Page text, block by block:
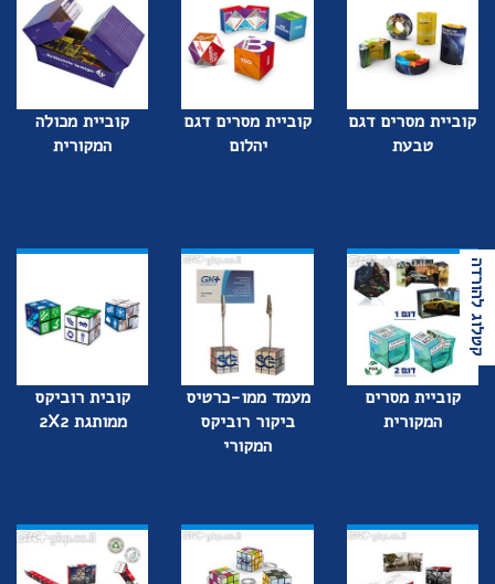
קטלוג להורדה
קוביית מסרים דגם
טבעת
קוביית מסרים דגם
יהלום
קוביית מכולה
המקורית
קוביית מסרים
המקורית
מעמד ממו-כרטיס
ביקור רוביקס
המקורי
קובית רוביקס
ממותגת 2X2